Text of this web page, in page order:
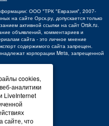
ООО "ТРК "Евразия", 2007-
на сайте Орск.ру, допускается только
активной ссылки на сайт Orsk.ru.
объявлений, комментариев и
сайта - это личное мнение
содержимого сайта запрещен.
корпорации Meta, запрещенной
cookies,
аналитики
LiveInternet
сайте, что